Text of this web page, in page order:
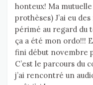
honteux! Ma
prothèses) J’ai eu
périmé au regard du
ça a été mon ordo!!!
fini début novembre
C’est le parcours du
j’ai rencontré un